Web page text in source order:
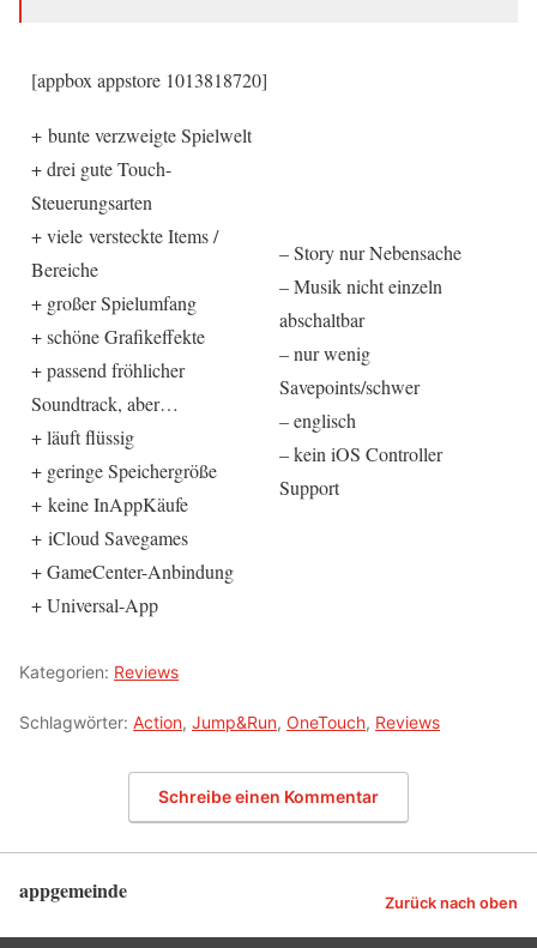
[appbox appstore 1013818720]
+ bunte verzweigte Spielwelt
+ drei gute Touch-
Steuerungsarten
+ viele versteckte Items /
Bereiche
+ großer Spielumfang
+ schöne Grafikeffekte
+ passend fröhlicher
Soundtrack, aber…
+ läuft flüssig
+ geringe Speichergröße
+ keine InAppKäufe
+ iCloud Savegames
+ GameCenter-Anbindung
+ Universal-App
– Story nur Nebensache
– Musik nicht einzeln
abschaltbar
– nur wenig
Savepoints/schwer
– englisch
– kein iOS Controller
Support
Kategorien: Reviews
Schlagwörter: Action, Jump&Run, OneTouch, Reviews
Schreibe einen Kommentar
appgemeinde Zurück nach oben